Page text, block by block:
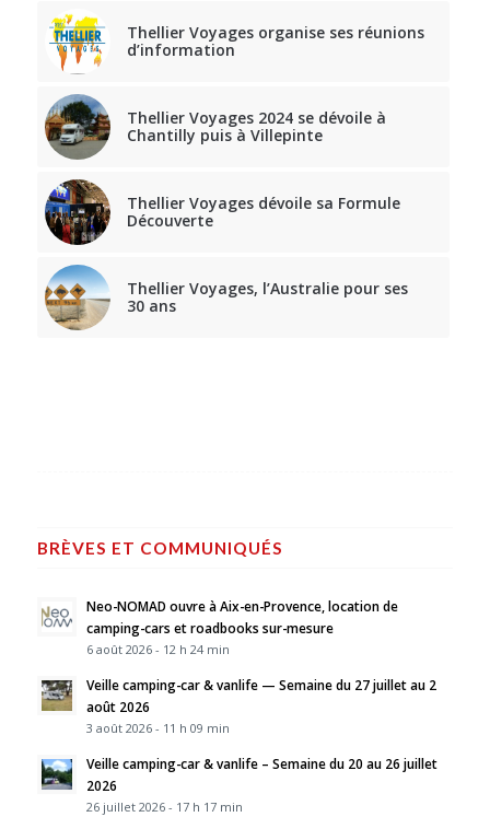
Thellier Voyages organise ses réunions
d’information
Thellier Voyages 2024 se dévoile à
Chantilly puis à Villepinte
Thellier Voyages dévoile sa Formule
Découverte
Thellier Voyages, l’Australie pour ses
30 ans
BRÈVES ET COMMUNIQUÉS
Neo-NOMAD ouvre à Aix-en-Provence, location de
camping-cars et roadbooks sur-mesure
6 août 2026 - 12 h 24 min
Veille camping-car & vanlife — Semaine du 27 juillet au 2
août 2026
3 août 2026 - 11 h 09 min
Veille camping-car & vanlife – Semaine du 20 au 26 juillet
2026
26 juillet 2026 - 17 h 17 min